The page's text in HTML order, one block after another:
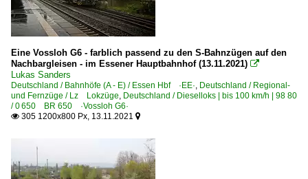
Eine Vossloh G6 - farblich passend zu den S-Bahnzügen auf den
Nachbargleisen - im Essener Hauptbahnhof (13.11.2021) 
Lukas Sanders
Deutschland / Bahnhöfe (A - E) / Essen Hbf ·EE· Deutschland / Regional-
und Fernzüge / Lz Lokzüge Deutschland / Dieselloks | bis 100 km/h | 98 80
/ 0 650 BR 650 ·Vossloh G6·
 305 1200x800 Px, 13.11.2021 